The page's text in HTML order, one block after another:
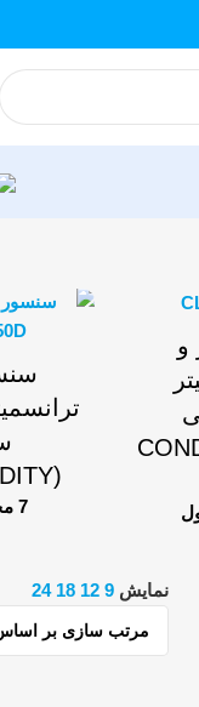
و
(TURBIDITY)
7 محصول
نمایش9
12
18
24